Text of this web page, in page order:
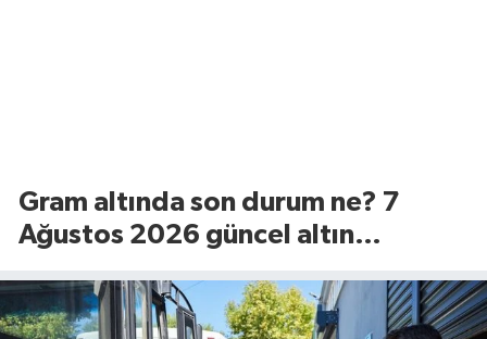
Gram altında son durum ne? 7
Ağustos 2026 güncel altın